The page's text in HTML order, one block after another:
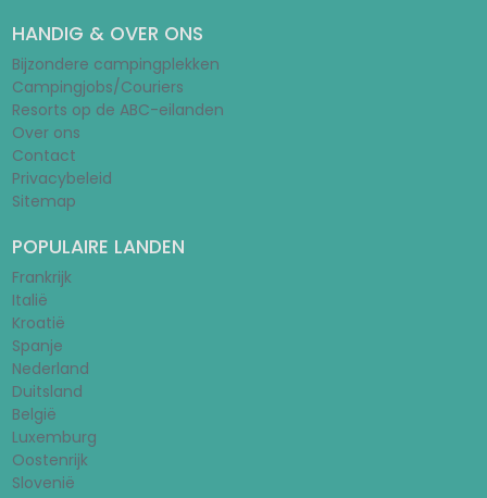
HANDIG & OVER ONS
Bijzondere campingplekken
Campingjobs/Couriers
Resorts op de ABC-eilanden
Over ons
Contact
Privacybeleid
Sitemap
POPULAIRE LANDEN
Frankrijk
Italië
Kroatië
Spanje
Nederland
Duitsland
België
Luxemburg
Oostenrijk
Slovenië